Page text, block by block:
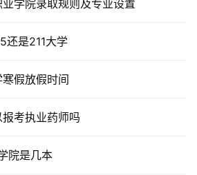
学院录取规则及专业设置
还是211大学
假放假时间
考执业药师吗
院是几本